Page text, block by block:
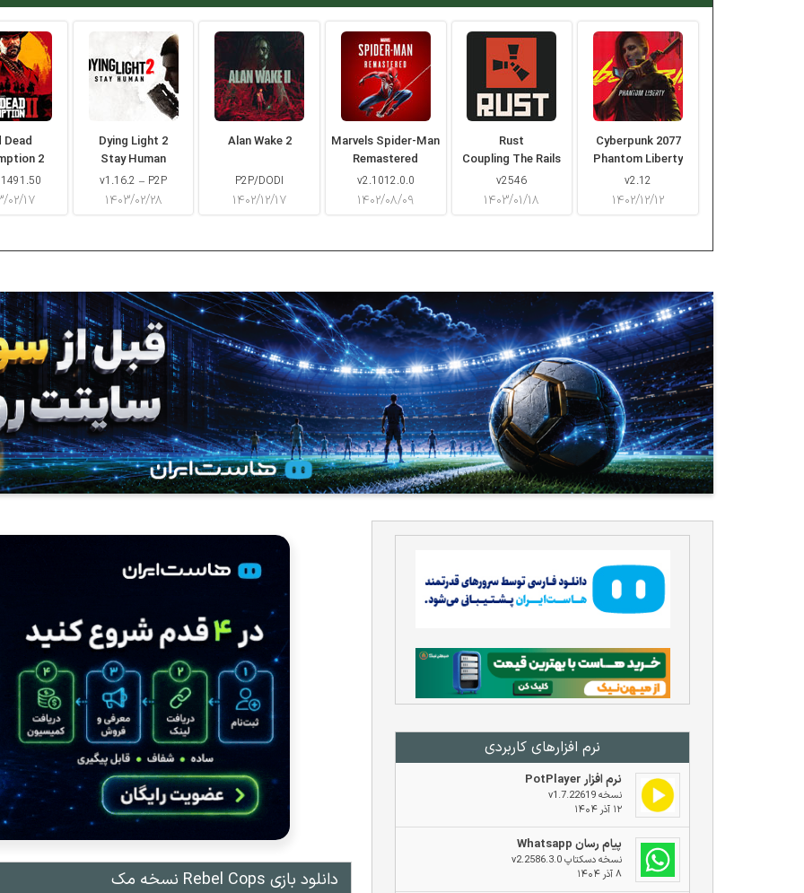
Dead
2
۱۴۰۳/
Dying Light 2
Stay Human
v1.16.2 – P2P
۱۴۰۳/۰۲/۲۸
Alan Wake 2
P2P/DODI
۱۴۰۲/۱۲/۱۷
Marvels Spider-Man
Remastered
v2.1012.0.0
۱۴۰۲/۰۸/۰۹
Rust
Coupling The Rails
v2546
۱۴۰۳/۰۱/۱۸
Cyberpunk 2077
Phantom Liberty
v2.12
۱۴۰۲/۱۲/۱۲
نرم افزار‌های کاربردی
نرم افزار PotPlayer
نسخه v1.7.22619
۱۲ آذر ۱۴۰۴
پیام رسان Whatsapp
نسخه دسکتاپ v2.2586.3.0
۸ آذر ۱۴۰۴
دانلود بازی Rebel Cops نسخه مک